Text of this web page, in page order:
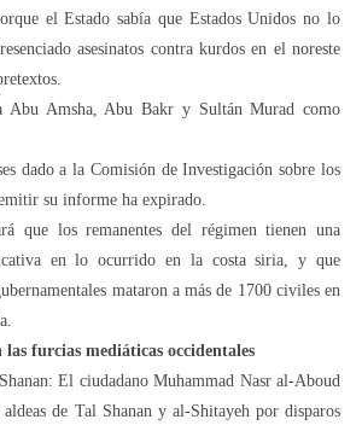
el Estado sabía que Estados Unidos no lo
asesinatos contra kurdos en el noreste
Abu Amsha, Abu Bakr y Sultán Murad como
dado a la Comisión de Investigación sobre los
su informe ha expirado.
que los remanentes del régimen tienen una
en lo ocurrido en la costa siria, y que
mataron a más de 1700 civiles en
furcias mediáticas occidentales
El ciudadano Muhammad Nasr al-Aboud
aldeas de Tal Shanan y al-Shitayeh por disparos